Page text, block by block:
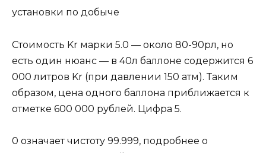
установки по добыче
Стоимость Kr марки 5.0 — около 80-90рл, но
есть один нюанс — в 40л баллоне содержится 6
000 литров Kr (при давлении 150 атм). Таким
образом, цена одного баллона приближается к
отметке 600 000 рублей. Цифра 5.
0 означает чистоту 99.999, подробнее о